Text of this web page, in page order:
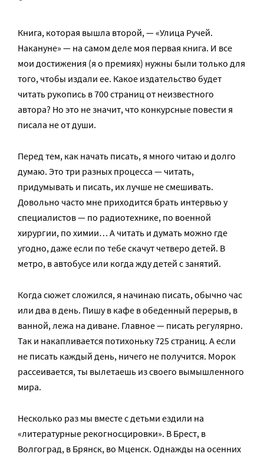
Книга, которая вышла второй, — «Улица Ручей.
Накануне» — на самом деле моя первая книга. И все
мои достижения (я о премиях) нужны были только для
того, чтобы издали ее. Какое издательство будет
читать рукопись в 700 страниц от неизвестного
автора? Но это не значит, что конкурсные повести я
писала не от души.
Перед тем, как начать писать, я много читаю и долго
думаю. Это три разных процесса — читать,
придумывать и писать, их лучше не смешивать.
Довольно часто мне приходится брать интервью у
специалистов — по радиотехнике, по военной
хирургии, по химии… А читать и думать можно где
угодно, даже если по тебе скачут четверо детей. В
метро, в автобусе или когда жду детей с занятий.
Когда сюжет сложился, я начинаю писать, обычно час
или два в день. Пишу в кафе в обеденный перерыв, в
ванной, лежа на диване. Главное — писать регулярно.
Так и накапливается потихоньку 725 страниц. А если
не писать каждый день, ничего не получится. Морок
рассеивается, ты вылетаешь из своего вымышленного
мира.
Несколько раз мы вместе с детьми ездили на
«литературные рекогносцировки». В Брест, в
Волгоград, в Брянск, во Мценск. Однажды на осенних